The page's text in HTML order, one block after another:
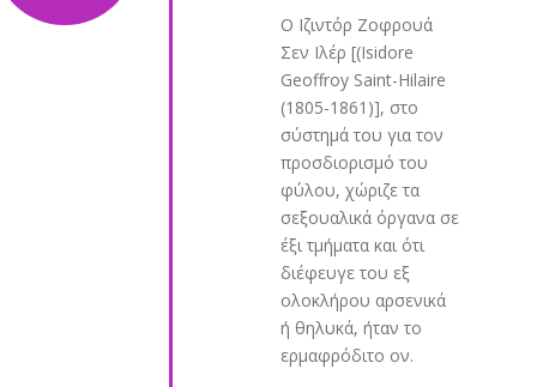
Ο Ιζιντόρ Ζοφρουά
Σεν Ιλέρ [(Isidore
Geoffroy Saint-Hilaire
(1805-1861)], στο
σύστημά του για τον
προσδιορισμό του
φύλου, χώριζε τα
σεξουαλικά όργανα σε
έξι τμήματα και ότι
διέφευγε του εξ
ολοκλήρου αρσενικά
ή θηλυκά, ήταν το
ερμαφρόδιτο ον.